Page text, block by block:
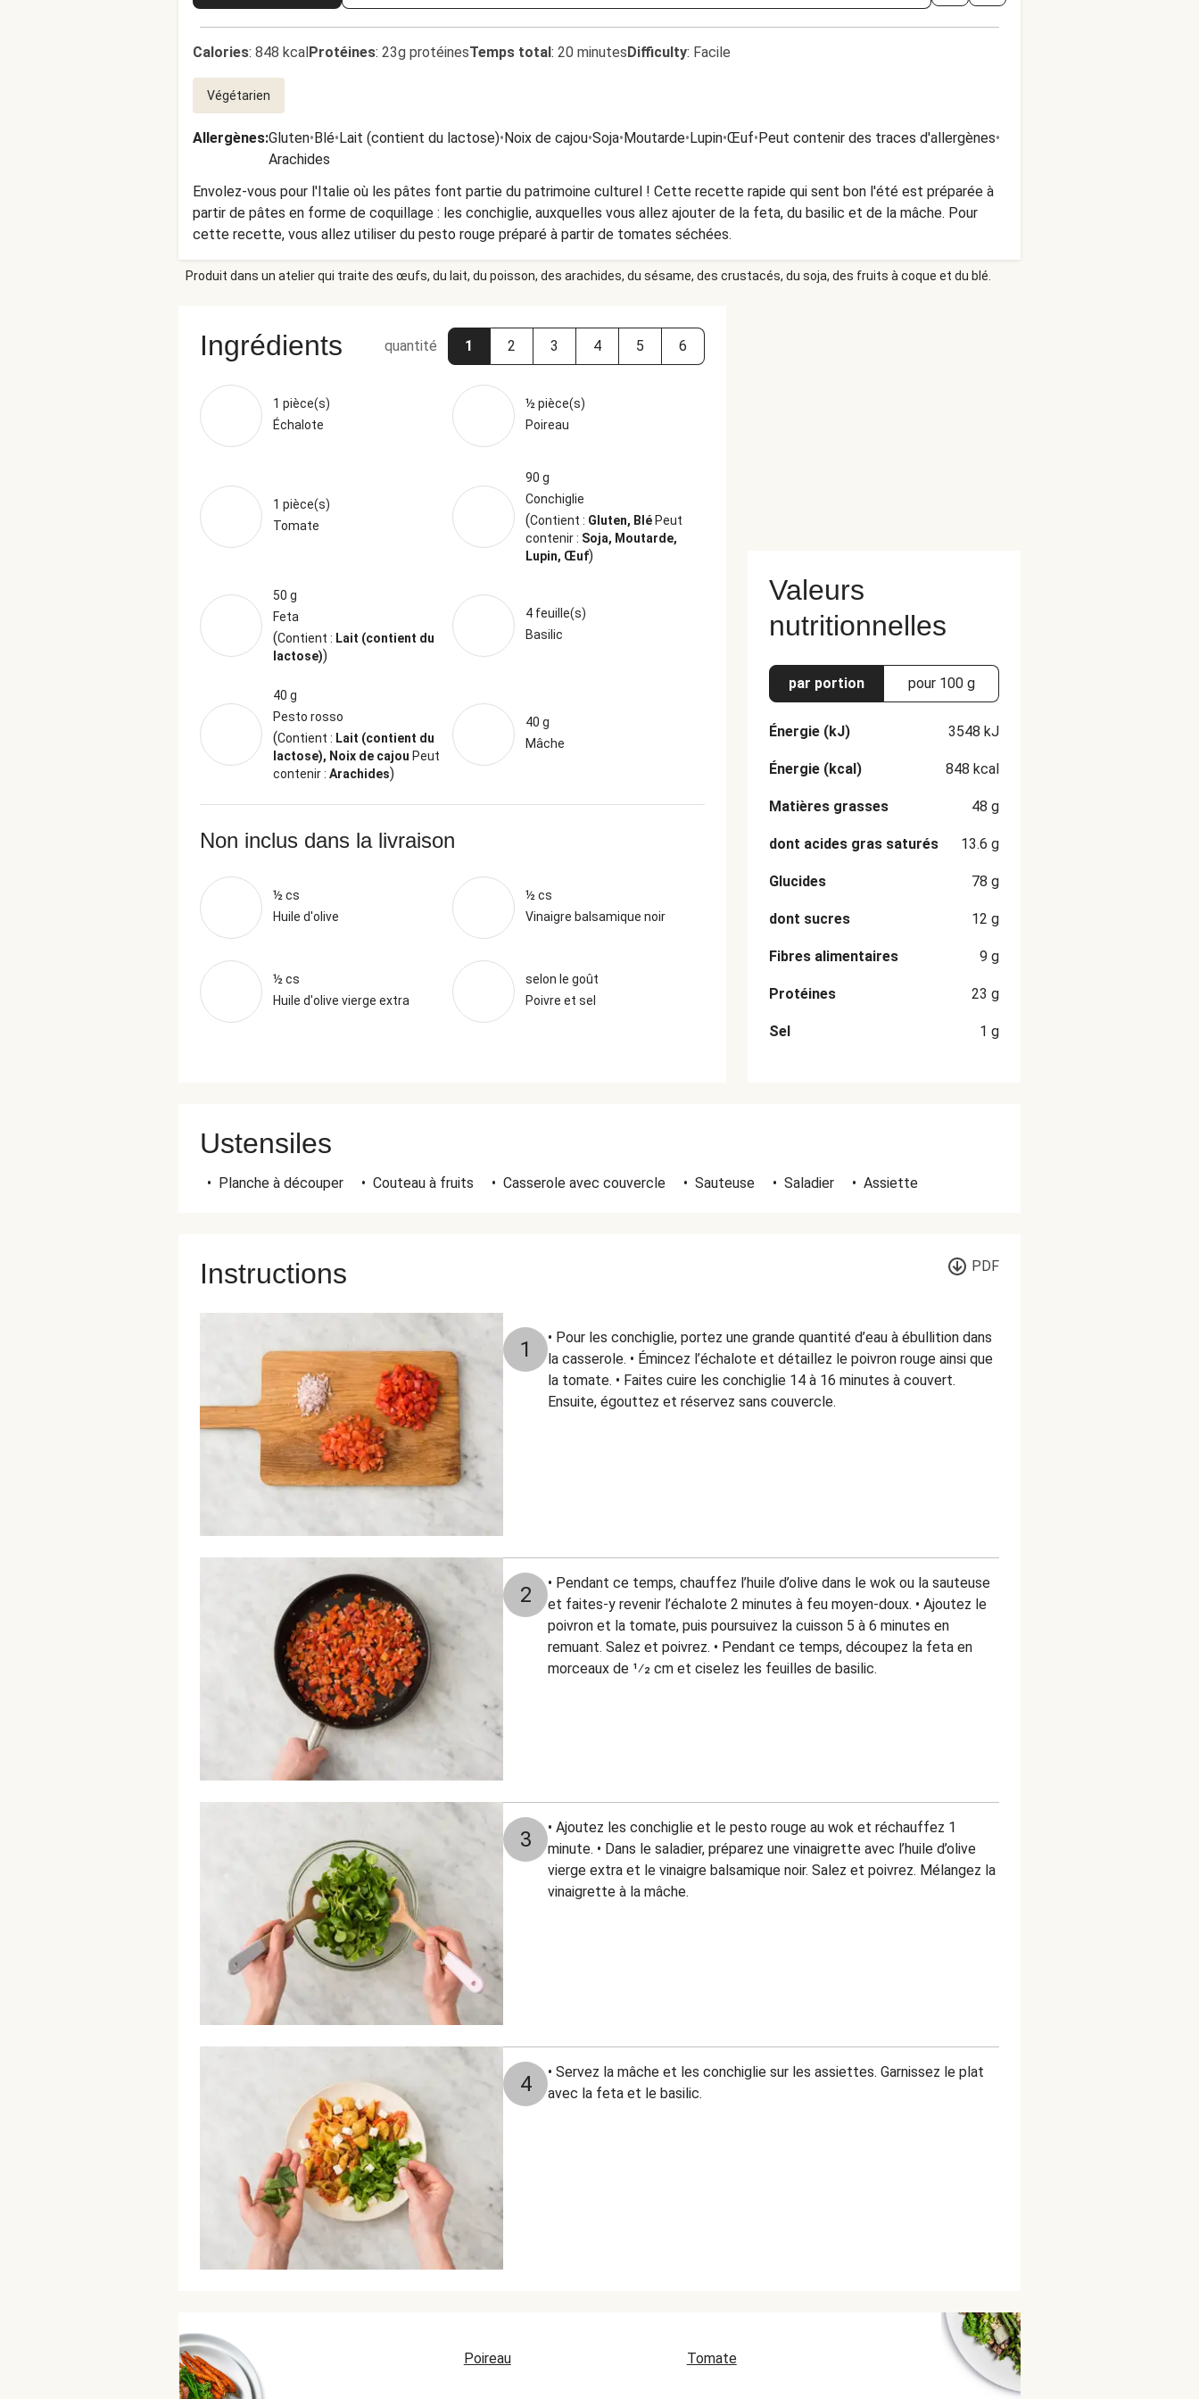
Calories: 848 kcalProtéines: 23g protéinesTemps total: 20 minutesDifficulty: Facile
Végétarien
Allergènes:Gluten•Blé•Lait (contient du lactose)•Noix de cajou•Soja•Moutarde•Lupin•Œuf•Peut contenir des traces d'allergènes•
Arachides
Envolez-vous pour l'Italie où les pâtes font partie du patrimoine culturel ! Cette recette rapide qui sent bon l'été est préparée à
partir de pâtes en forme de coquillage : les conchiglie, auxquelles vous allez ajouter de la feta, du basilic et de la mâche. Pour
cette recette, vous allez utiliser du pesto rouge préparé à partir de tomates séchées.
Produit dans un atelier qui traite des œufs, du lait, du poisson, des arachides, du sésame, des crustacés, du soja, des fruits à coque et du blé.
Ingrédients quantité 1 2 3 4 5 6
1 pièce(s)
Échalote
½ pièce(s)
Poireau
1 pièce(s)
Tomate
90 g
Conchiglie
(Contient : Gluten, Blé Peut
contenir : Soja, Moutarde,
Lupin, Œuf)
50 g
Feta
(Contient : Lait (contient du
lactose))
4 feuille(s)
Basilic
40 g
Pesto rosso
(Contient : Lait (contient du
lactose), Noix de cajou Peut
contenir : Arachides)
40 g
Mâche
Non inclus dans la livraison
½ cs
Huile d'olive
½ cs
Vinaigre balsamique noir
½ cs
Huile d'olive vierge extra
selon le goût
Poivre et sel
Valeurs
nutritionnelles
par portion pour 100 g
Énergie (kJ) 3548 kJ
Énergie (kcal) 848 kcal
Matières grasses 48 g
dont acides gras saturés 13.6 g
Glucides 78 g
dont sucres 12 g
Fibres alimentaires 9 g
Protéines 23 g
Sel 1 g
Ustensiles
• Planche à découper • Couteau à fruits • Casserole avec couvercle • Sauteuse • Saladier • Assiette
Instructions PDF
1
• Pour les conchiglie, portez une grande quantité d’eau à ébullition dans
la casserole. • Émincez l’échalote et détaillez le poivron rouge ainsi que
la tomate. • Faites cuire les conchiglie 14 à 16 minutes à couvert.
Ensuite, égouttez et réservez sans couvercle.
2
• Pendant ce temps, chauffez l’huile d’olive dans le wok ou la sauteuse
et faites-y revenir l’échalote 2 minutes à feu moyen-doux. • Ajoutez le
poivron et la tomate, puis poursuivez la cuisson 5 à 6 minutes en
remuant. Salez et poivrez. • Pendant ce temps, découpez la feta en
morceaux de 1⁄2 cm et ciselez les feuilles de basilic.
3
• Ajoutez les conchiglie et le pesto rouge au wok et réchauffez 1
minute. • Dans le saladier, préparez une vinaigrette avec l’huile d’olive
vierge extra et le vinaigre balsamique noir. Salez et poivrez. Mélangez la
vinaigrette à la mâche.
4
• Servez la mâche et les conchiglie sur les assiettes. Garnissez le plat
avec la feta et le basilic.
Poireau Tomate